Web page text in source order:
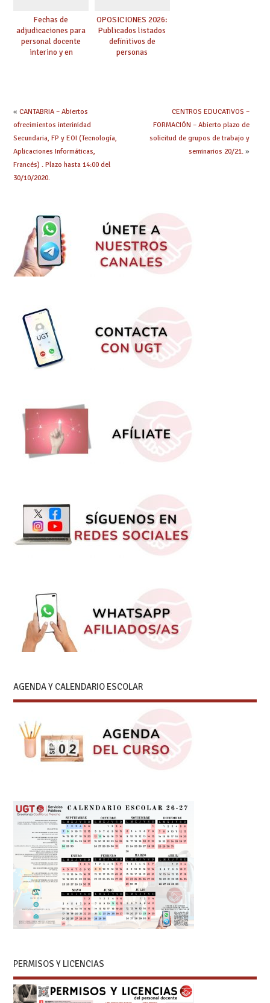
Fechas de
adjudicaciones para
personal docente
interino y en
OPOSICIONES 2026:
Publicados listados
definitivos de
personas
« CANTABRIA – Abiertos
ofrecimientos interinidad
Secundaria, FP y EOI (Tecnología,
Aplicaciones Informáticas,
Francés) . Plazo hasta 14:00 del
30/10/2020.
CENTROS EDUCATIVOS –
FORMACIÓN – Abierto plazo de
solicitud de grupos de trabajo y
seminarios 20/21.»
AGENDA Y CALENDARIO ESCOLAR
PERMISOS Y LICENCIAS